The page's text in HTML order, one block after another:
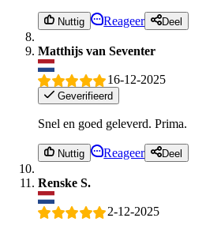
Nuttig Reageer Deel
Matthijs van Seventer
16-12-2025
Geverifieerd
Snel en goed geleverd. Prima.
Nuttig Reageer Deel
Renske S.
2-12-2025